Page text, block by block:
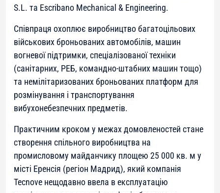
S.L. та Escribano Mechanical & Engineering.
Співпраця охоплює виробництво багатоцільових
військових броньованих автомобілів, машин
вогневої підтримки, спеціалізованої техніки
(санітарних, РЕБ, командно-штабних машин тощо)
та немілітаризованих броньованих платформ для
розмінування і транспортування
вибухонебезпечних предметів.
Практичним кроком у межах домовленостей стане
створення спільного виробництва на
промисловому майданчику площею 25 000 кв. м у
місті Еренсія (регіон Мадрид), який компанія
Tecnove нещодавно ввела в експлуатацію